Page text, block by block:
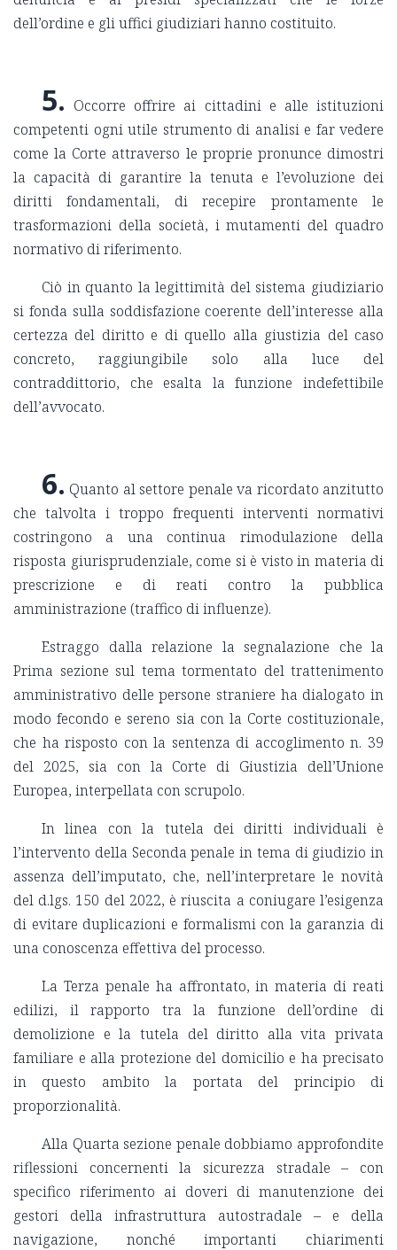
dell’ordine e gli uffici giudiziari hanno costituito.
5. Occorre offrire ai cittadini e alle istituzioni
competenti ogni utile strumento di analisi e far vedere
come la Corte attraverso le proprie pronunce dimostri
la capacità di garantire la tenuta e l’evoluzione dei
diritti fondamentali, di recepire prontamente le
trasformazioni della società, i mutamenti del quadro
normativo di riferimento.
Ciò in quanto la legittimità del sistema giudiziario
si fonda sulla soddisfazione coerente dell’interesse alla
certezza del diritto e di quello alla giustizia del caso
concreto, raggiungibile solo alla luce del
contraddittorio, che esalta la funzione indefettibile
dell’avvocato.
6. Quanto al settore penale va ricordato anzitutto
che talvolta i troppo frequenti interventi normativi
costringono a una continua rimodulazione della
risposta giurisprudenziale, come si è visto in materia di
prescrizione e di reati contro la pubblica
amministrazione (traffico di influenze).
Estraggo dalla relazione la segnalazione che la
Prima sezione sul tema tormentato del trattenimento
amministrativo delle persone straniere ha dialogato in
modo fecondo e sereno sia con la Corte costituzionale,
che ha risposto con la sentenza di accoglimento n. 39
del 2025, sia con la Corte di Giustizia dell’Unione
Europea, interpellata con scrupolo.
In linea con la tutela dei diritti individuali è
l’intervento della Seconda penale in tema di giudizio in
assenza dell’imputato, che, nell’interpretare le novità
del d.lgs. 150 del 2022, è riuscita a coniugare l’esigenza
di evitare duplicazioni e formalismi con la garanzia di
una conoscenza effettiva del processo.
La Terza penale ha affrontato, in materia di reati
edilizi, il rapporto tra la funzione dell’ordine di
demolizione e la tutela del diritto alla vita privata
familiare e alla protezione del domicilio e ha precisato
in questo ambito la portata del principio di
proporzionalità.
Alla Quarta sezione penale dobbiamo approfondite
riflessioni concernenti la sicurezza stradale – con
specifico riferimento ai doveri di manutenzione dei
gestori della infrastruttura autostradale – e della
navigazione, nonché importanti chiarimenti